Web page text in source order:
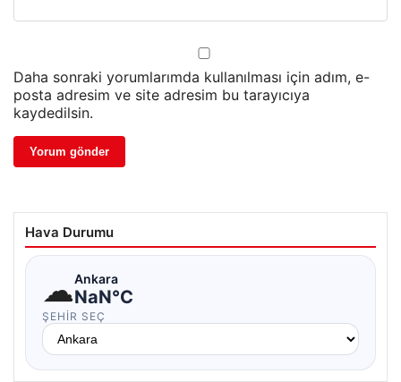
Daha sonraki yorumlarımda kullanılması için adım, e-
posta adresim ve site adresim bu tarayıcıya
kaydedilsin.
Hava Durumu
☁Ankara
NaN°C
ŞEHIR SEÇ